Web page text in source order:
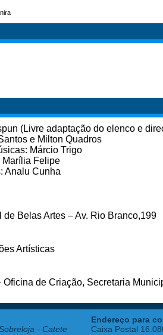
(Livre adaptação do elenco e
e Milton Quadros
Márcio Trigo
Marília Felipe
Analu Cunha
de Belas Artes – Av. Rio Branco,199
Artísticas
Oficina de Criação, Secretaria
- Catete
Endereço para
Caixa Postal